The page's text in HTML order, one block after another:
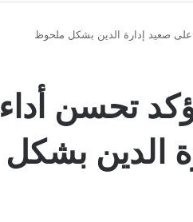
على صعيد إدارة الدين بشكل ملحوظ
تحسن أداء
الدين بشكل